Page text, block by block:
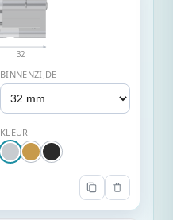
32
BINNENZIJDE
KLEUR